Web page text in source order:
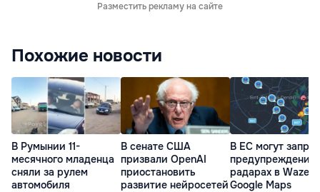
Разместить рекламу на сайте
Похожие новости
В Румынии 11-
месячного младенца
сняли за рулем
автомобиля
В сенате США
призвали OpenAI
приостановить
развитие нейросетей
В ЕС могут
предупреждения
радарах в Waze и
Google Maps